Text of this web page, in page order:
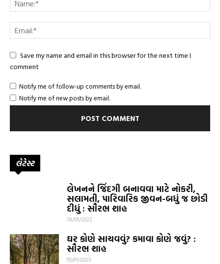
Save my name and email in this browser for the next time I
comment
Notify me of follow-up comments by email.
Notify me of new posts by email.
લેટેસ્ટ
લેખનને જિંદગી બનાવવા માટે નોકરી,
સલામતી, પારિવારિક જીવન-બધું જ છોડી
દીધું : સૌરભ શાહ
18/05/2022
ઘર કોણે સાચવવું? કમાવા કોણે જવું? :
સૌરભ શાહ
05/01/2025